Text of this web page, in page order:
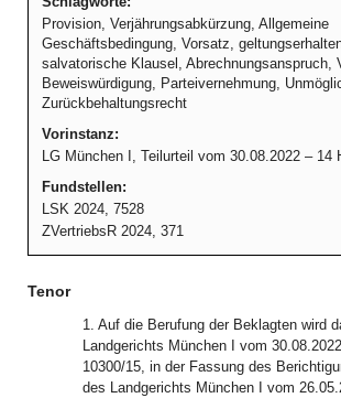
Provision, Verjährungsabkürzung, Allgemeine
Geschäftsbedingung, Vorsatz,
salvatorische Klausel, Abrechnungsanspruch,
Beweiswürdigung, Parteivernehmung,
Zurückbehaltungsrecht
Vorinstanz:
LG München I, Teilurteil vom 30.08.2022 – 14
Fundstellen:
LSK 2024, 7528
ZVertriebsR 2024, 371
Tenor
1. Auf die Berufung der Beklagten wird
Landgerichts München I vom
10300/15, in der Fassung des
des Landgerichts München I vom